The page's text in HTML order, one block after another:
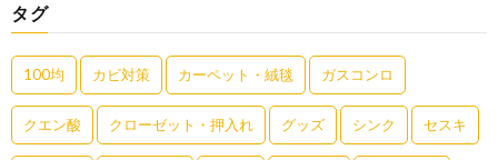
タグ
100均 カビ対策 カーペット・絨毯 ガスコンロ
クエン酸 クローゼット・押入れ グッズ シンク セスキ